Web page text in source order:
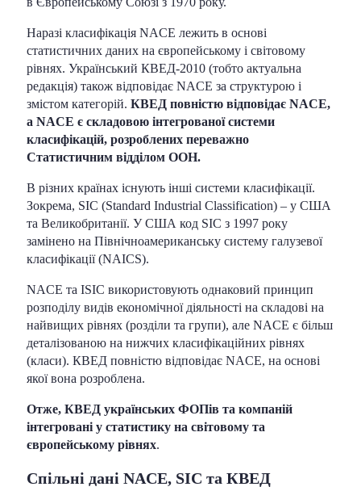
Наразі класифікація NACE лежить в основі
статистичних даних на європейському і світовому
рівнях. Український КВЕД-2010 (тобто актуальна
редакція) також відповідає NACE за структурою і
змістом категорій. КВЕД повністю відповідає NACE,
а NACE є складовою інтегрованої системи
класифікацій, розроблених переважно
Статистичним відділом ООН.
В різних країнах існують інші системи класифікації.
Зокрема, SIC (Standard Industrial Classification) – у США
та Великобританії. У США код SIC з 1997 року
замінено на Північноамериканську систему галузевої
класифікації (NAICS).
NACE та ISIC використовують однаковий принцип
розподілу видів економічної діяльності на складові на
найвищих рівнях (розділи та групи), але NACE є більш
деталізованою на нижчих класифікаційних рівнях
(класи). КВЕД повністю відповідає NACE, на основі
якої вона розроблена.
Отже, КВЕД українських ФОПів та компаній
інтегровані у статистику на світовому та
європейському рівнях.
Спільні дані NACE, SIC та КВЕД